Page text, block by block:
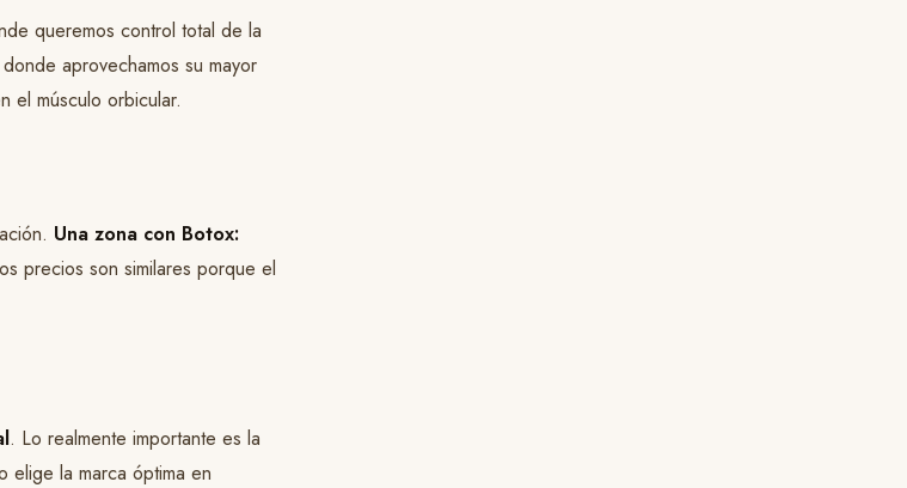
queremos control total de la
aprovechamos su mayor
el músculo orbicular.
Una zona con Botox:
precios son similares porque el
. Lo realmente importante es la
elige la marca óptima en